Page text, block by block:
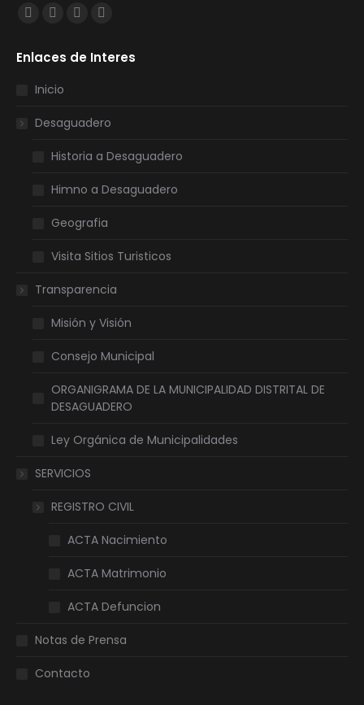
Encuéntranos en:
Facebook
opens
in
window
Twitter
opens
in
window
YouTube
opens
window
Instagram
opens
window
Enlaces de Interes
Inicio
Desaguadero
Historia a Desaguadero
Himno a Desaguadero
Geografia
Visita Sitios Turisticos
Transparencia
Misión y Visión
Consejo Municipal
ORGANIGRAMA DE LA MUNICIPALIDAD DISTRITAL DE
DESAGUADERO
Ley Orgánica de Municipalidades
SERVICIOS
REGISTRO CIVIL
ACTA Nacimiento
ACTA Matrimonio
ACTA Defuncion
Notas de Prensa
Contacto